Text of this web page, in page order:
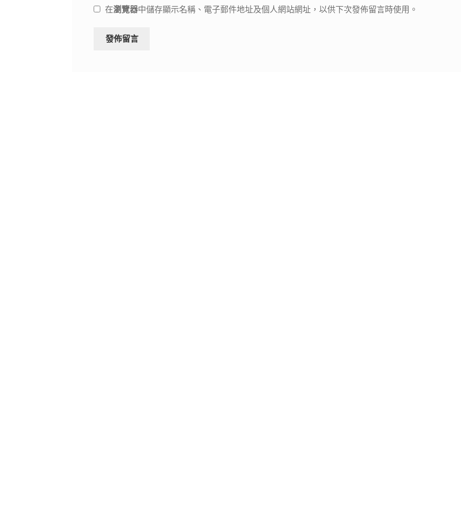
在瀏覽器中儲存顯示名稱、電子郵件地址及個人網站網址，以供下次發佈留言時使用。